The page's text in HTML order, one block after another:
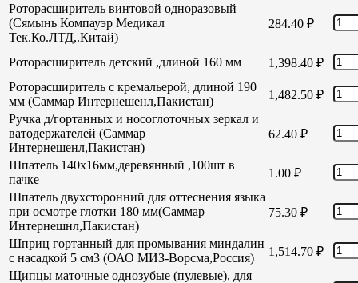
Роторасширитель винтовой одноразовый
(Сямынь Компауэр Медикал
Тек.Ко.ЛТД,.Китай)
284.40 ₽
Роторасширитель детский ,длиной 160 мм 1,398.40 ₽
Роторасширитель с кремальерой, длиной 190
мм (Саммар Интернешенл,Пакистан)
1,482.50 ₽
Ручка д/гортанных и носоглоточных зеркал и
ватодержателей (Саммар
Интернешенл,Пакистан)
62.40 ₽
Шпатель 140х16мм,деревянный ,100шт в
пачке
1.00 ₽
Шпатель двухсторонний для оттеснения языка
при осмотре глотки 180 мм(Саммар
Интернешнл,Пакистан)
75.30 ₽
Шприц гортанный для промывания миндалин
с насадкой 5 см3 (ОАО МИЗ-Ворсма,Россия)
1,514.70 ₽
Щипцы маточные однозубые (пулевые), для